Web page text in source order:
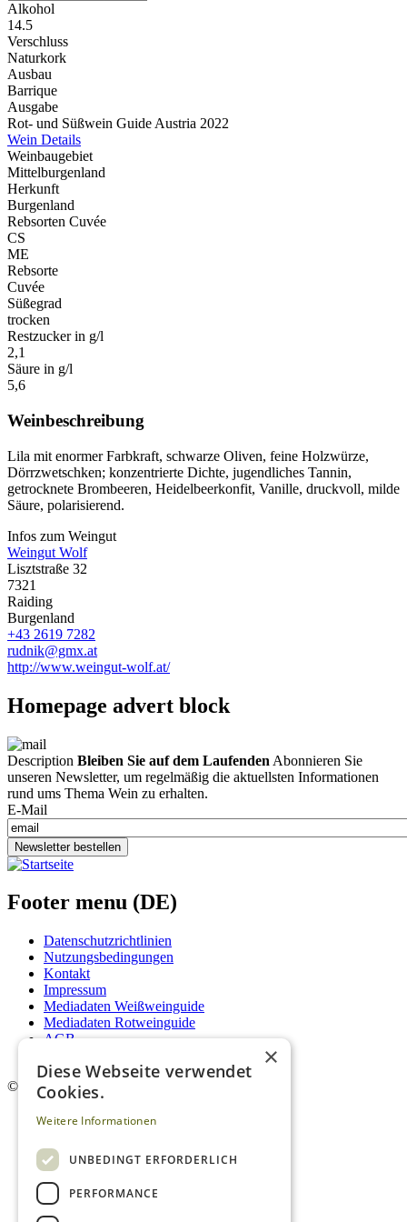
Alkohol
14.5
Verschluss
Naturkork
Ausbau
Barrique
Ausgabe
Rot- und Süßwein Guide Austria 2022
Wein Details
Weinbaugebiet
Mittelburgenland
Herkunft
Burgenland
Rebsorten Cuvée
CS
ME
Rebsorte
Cuvée
Süßegrad
trocken
Restzucker in g/l
2,1
Säure in g/l
5,6
Weinbeschreibung
Lila mit enormer Farbkraft, schwarze Oliven, feine Holzwürze,
Dörrzwetschken; konzentrierte Dichte, jugendliches Tannin,
getrocknete Brombeeren, Heidelbeerkonfit, Vanille, druckvoll, milde
Säure, polarisierend.
Infos zum Weingut
Weingut Wolf
Lisztstraße 32
7321
Raiding
Burgenland
+43 2619 7282
rudnik@gmx.at
http://www.weingut-wolf.at/
Homepage advert block
Description Bleiben Sie auf dem Laufenden Abonnieren Sie
unseren Newsletter, um regelmäßig die aktuellsten Informationen
rund ums Thema Wein zu erhalten.
E-Mail
Newsletter bestellen
Footer menu (DE)
Datenschutzrichtlinien
Nutzungsbedingungen
Kontakt
Impressum
Mediadaten Weißweinguide
Mediadaten Rotweinguide
AGB
© 2026. Alle Rechte vorbehalten.
×
Diese Webseite verwendet
Cookies.
Weitere Informationen
UNBEDINGT ERFORDERLICH
PERFORMANCE